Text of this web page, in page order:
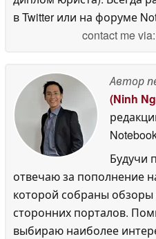
в Twitter или на форуме
contact me
Автор
(Ninh
Будучи
отвечаю за пополнение
которой собраны
сторонних порталов.
выбираю наиболее